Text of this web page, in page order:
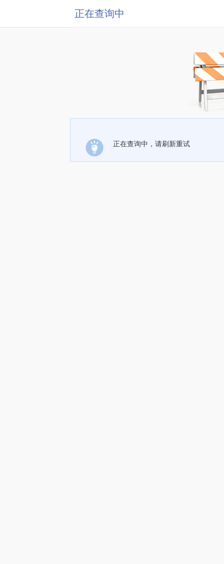
正在查询中
正在查询中，请刷新重试